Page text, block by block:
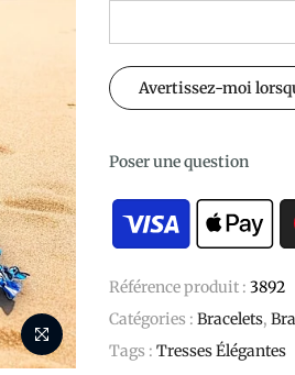
Poser une question
Référence produit : 3892
Catégories : Bracelets,
Tags : Tresses Élégantes